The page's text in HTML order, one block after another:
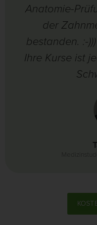
Anatomie-
der
bestanden. :-
Ihre Kurse ist